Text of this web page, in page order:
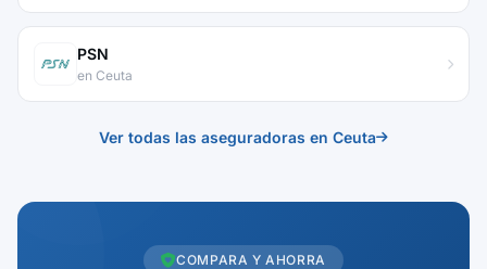
PSN
en Ceuta
Ver todas las aseguradoras en Ceuta
COMPARA Y AHORRA